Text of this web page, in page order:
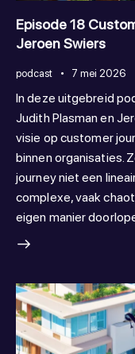
Episode 18
Jeroen Swiers
podcast 7 mei 2026
In deze uitgebreid
Judith Plasman en
visie op customer
binnen organisaties.
journey niet een
complexe, vaak
eigen manier